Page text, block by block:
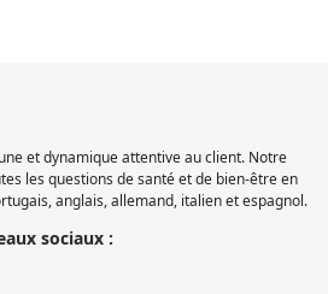
et dynamique attentive au client. Notre
les questions de santé et de bien-être en
anglais, allemand, italien et espagnol.
sociaux :